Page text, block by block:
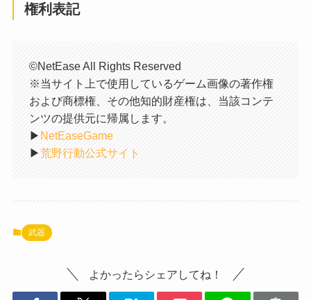
権利表記
©NetEase All Rights Reserved
※当サイト上で使用しているゲーム画像の著作権
および商標権、その他知的財産権は、当該コンテ
ンツの提供元に帰属します。
▶︎ NetEaseGame
▶︎荒野行動公式サイト
武器
よかったらシェアしてね！